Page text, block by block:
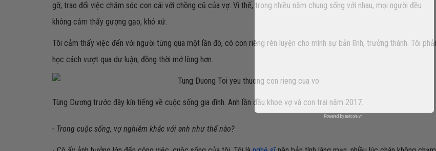
gỡ, trao đổi việc chăm sóc con cái với chồng cũ của vợ. Vì thế, trong nhiều năm chung sống với nhau, mọi người đều
không cảm thấy gượng gạo, khó xử.
Tôi cảm thấy việc đến với người từng qua một lần đò, có con riêng rèn luyện cho mình sự bản lĩnh, trưởng thành. Tôi phải
học cách vượt qua dư luận, đồng thời mở lòng hơn.
Tùng Dương trước đây kín tiếng về cuộc sống gia đình. Anh lần đầu khoe vợ và con trai năm 2017.
- Trong cuộc sống, vợ nghiêm khắc với anh như thế nào?
Powered by netcore.vn